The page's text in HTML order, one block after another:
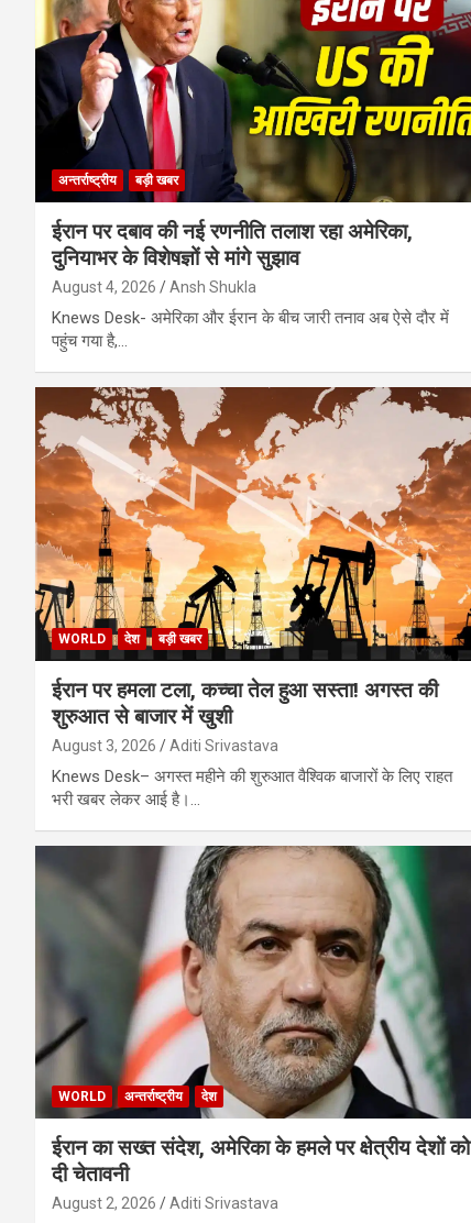
अन्तर्राष्ट्रीय बड़ी खबर
ईरान पर दबाव की नई रणनीति तलाश रहा अमेरिका,
दुनियाभर के विशेषज्ञों से मांगे सुझाव
August 4, 2026 Ansh Shukla
Knews Desk- अमेरिका और ईरान के बीच जारी तनाव अब ऐसे दौर में
पहुंच गया है,…
WORLD देश बड़ी खबर
ईरान पर हमला टला, कच्चा तेल हुआ सस्ता! अगस्त की
शुरुआत से बाजार में खुशी
August 3, 2026 Aditi Srivastava
Knews Desk– अगस्त महीने की शुरुआत वैश्विक बाजारों के लिए राहत
भरी खबर लेकर आई है।…
WORLD अन्तर्राष्ट्रीय देश
ईरान का सख्त संदेश, अमेरिका के हमले पर क्षेत्रीय देशों को
दी चेतावनी
August 2, 2026 Aditi Srivastava